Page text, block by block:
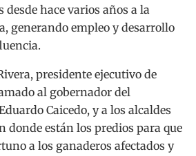
hace varios años a la
generando empleo y desarrollo
presidente ejecutivo de
al gobernador del
Caicedo, y a los alcaldes
donde están los predios para que
a los ganaderos afectados y